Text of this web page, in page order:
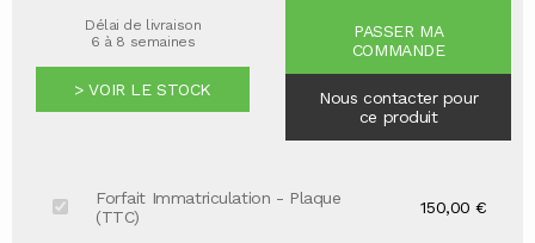
Délai de livraison
6 à 8 semaines
> VOIR LE STOCK
PASSER MA
COMMANDE
Nous contacter pour
ce produit
Forfait Immatriculation - Plaque
(TTC)
150,00 €